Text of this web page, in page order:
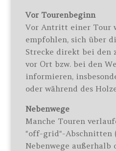
Vor Tourenbeginn
Vor Antritt einer Tour
empfohlen, sich über
Strecke direkt bei den
vor Ort bzw. bei den
informieren,
oder während des
Nebenwege
Manche Touren
"off-grid"-Abschnitten
Nebenwege außerhalb